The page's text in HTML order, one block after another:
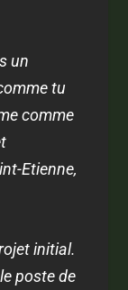
un
tu
comme
Etienne,
initial.
poste de